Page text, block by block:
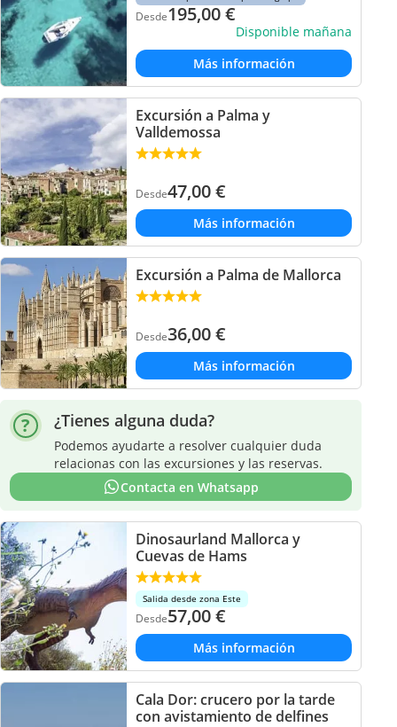
Desde195,00€
Disponible mañana
Más información
Excursión a Palma y
Valldemossa
Desde47,00€
Más información
Excursión a Palma de Mallorca
Desde36,00€
Más información
¿Tienes alguna duda?
Podemos ayudarte a resolver cualquier duda
relacionas con las excursiones y las reservas.
Contacta en Whatsapp
Dinosaurland Mallorca y
Cuevas de Hams
Salida desde zona Este
Desde57,00€
Más información
Cala Dor: crucero por la tarde
con avistamiento de delfines